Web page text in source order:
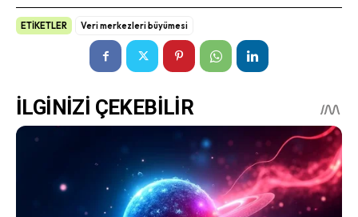
ETİKETLER Veri merkezleri büyümesi